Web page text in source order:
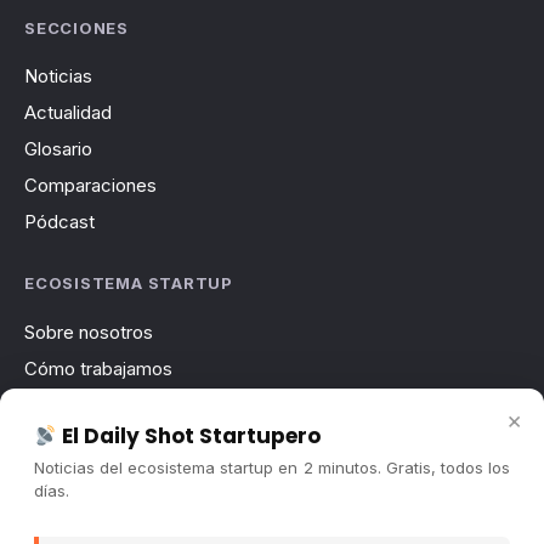
SECCIONES
Noticias
Actualidad
Glosario
Comparaciones
Pódcast
ECOSISTEMA STARTUP
Sobre nosotros
Cómo trabajamos
Contacto
Publicidad
×
El Daily Shot Startupero
Noticias del ecosistema startup en 2 minutos. Gratis, todos los
días.